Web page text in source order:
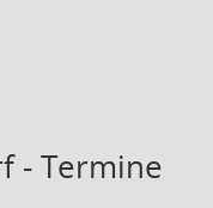
- Termine